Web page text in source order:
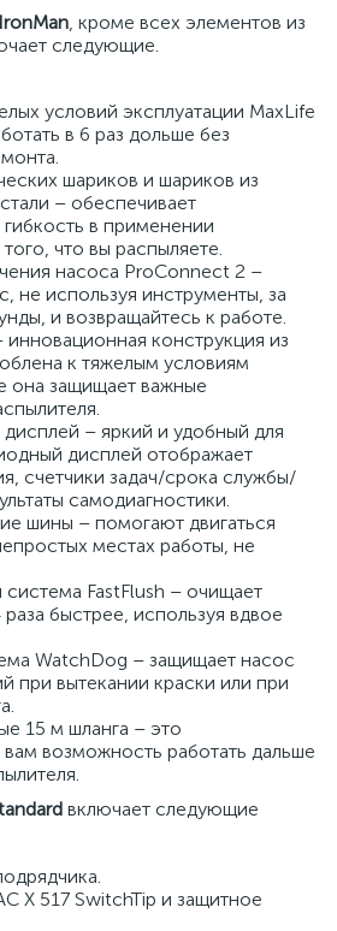
IronMan, кроме всех элементов из
следующие.
условий эксплуатации MaxLife
в 6 раз дольше без
шариков и шариков из
– обеспечивает
в применении
что вы распыляете.
насоса ProConnect 2 –
не используя инструменты, за
и возвращайтесь к работе.
инновационная конструкция из
к тяжелым условиям
она защищает важные
– яркий и удобный для
дисплей отображает
счетчики задач/срока службы/
самодиагностики.
шины – помогают двигаться
местах работы, не
система FastFlush – очищает
быстрее, используя вдвое
WatchDog – защищает насос
при вытекании краски или при
15 м шланга – это
вам возможность работать дальше
включает следующие
X 517 SwitchTip и защитное